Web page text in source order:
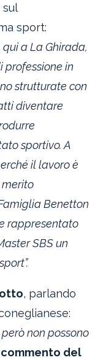
sul
sport:
a La Ghirada,
professione in
strutturate con
diventare
sportivo. A
il lavoro è
Benetton
rappresentato
SBS un
, parlando
non possono
del